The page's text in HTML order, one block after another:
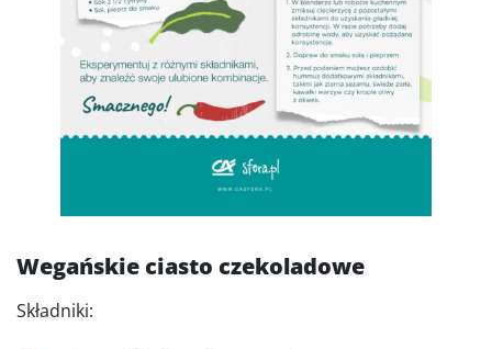
Wegańskie ciasto czekoladowe
Składniki: